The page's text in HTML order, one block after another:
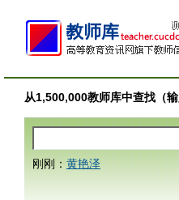
从1,500,000教师库中查找（
刚刚： 黄艳泽